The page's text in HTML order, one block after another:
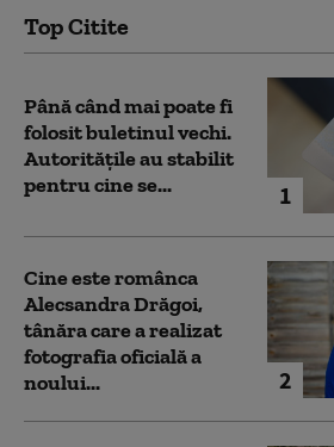
Top Citite
1
Până când mai poate fi
folosit buletinul vechi.
Autoritățile au stabilit
pentru cine se...
2
Cine este românca
Alecsandra Drăgoi,
tânăra care a realizat
fotografia oficială a
noului...